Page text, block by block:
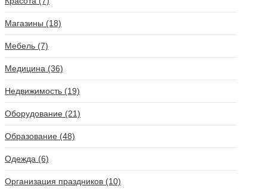
Магазины (18)
Мебель (7)
Медицина (36)
Недвижимость (19)
Оборудование (21)
Образование (48)
Одежда (6)
Организация праздников (10)